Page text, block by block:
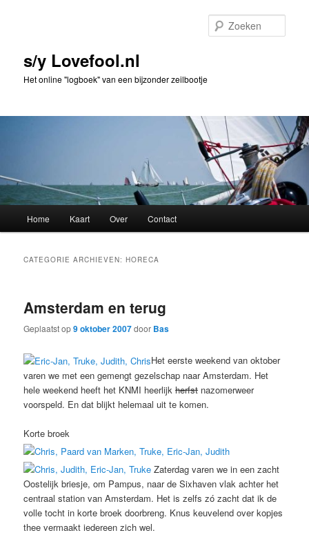
inhoud
inhouds/y Lovefool.nl
Het online "logboek" van een bijzonder zeilbootje
Home Kaart Over Contact
CATEGORIE ARCHIEVEN:HORECA
Amsterdam en terug
Geplaatst op9 oktober 2007door Bas
Het eerste weekend van oktober
varen we met een gemengt gezelschap naar Amsterdam. Het
hele weekend heeft het KNMI heerlijkherfst nazomerweer
voorspeld. En dat blijkt helemaal uit te komen.
Korte broek
Zaterdag varen we in een zacht
Oostelijk briesje, om Pampus, naar de Sixhaven vlak achter het
centraal station van Amsterdam. Het is zelfs zó zacht dat ik de
volle tocht in korte broek doorbreng. Knus keuvelend over kopjes
thee vermaakt iedereen zich wel.